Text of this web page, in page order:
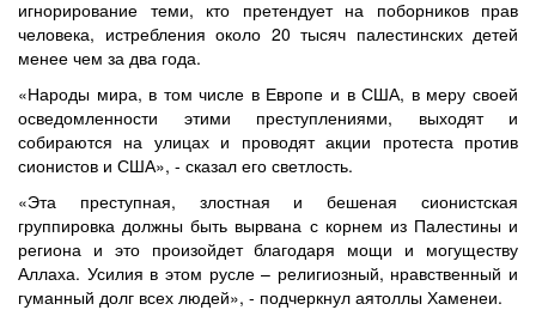
игнорирование теми, кто претендует на поборников прав
человека, истребления около 20 тысяч палестинских детей
менее чем за два года.
«Народы мира, в том числе в Европе и в США, в меру своей
осведомленности этими преступлениями, выходят и
собираются на улицах и проводят акции протеста против
сионистов и США», - сказал его светлость.
«Эта преступная, злостная и бешеная сионистская
группировка должны быть вырвана с корнем из Палестины и
региона и это произойдет благодаря мощи и могуществу
Аллаха. Усилия в этом русле – религиозный, нравственный и
гуманный долг всех людей», - подчеркнул аятоллы Хаменеи.